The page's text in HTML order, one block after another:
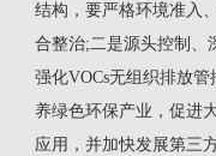
结构，要严格环境准入
合整治;二是源头控制、
强化VOCs无组织排放
养绿色环保产业，促进
应用，并加快发展第三